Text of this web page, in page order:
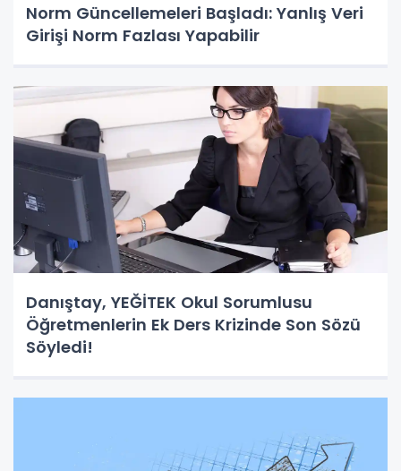
Norm Güncellemeleri Başladı: Yanlış Veri
Girişi Norm Fazlası Yapabilir
Danıştay, YEĞİTEK Okul Sorumlusu
Öğretmenlerin Ek Ders Krizinde Son Sözü
Söyledi!